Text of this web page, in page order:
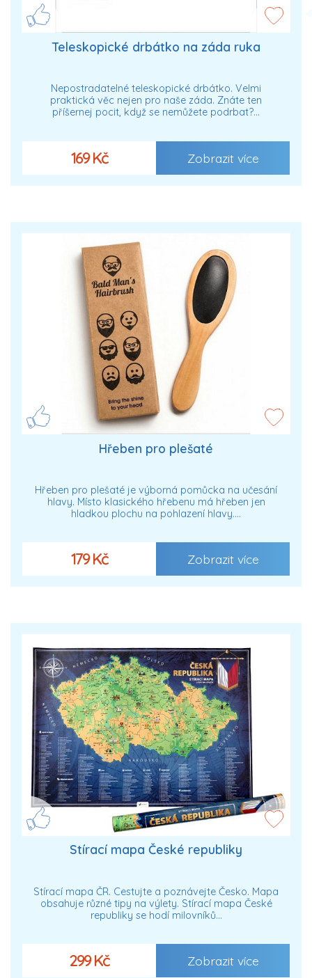
Teleskopické drbátko na záda ruka
Nepostradatelné teleskopické drbátko. Velmi
praktická věc nejen pro naše záda. Znáte ten
příšernej pocit, když se nemůžete podrbat?…
169 Kč Zobrazit více
Hřeben pro plešaté
Hřeben pro plešaté je výborná pomůcka na učesání
hlavy. Místo klasického hřebenu má hřeben jen
hladkou plochu na pohlazení hlavy.…
179 Kč Zobrazit více
Stírací mapa České republiky
Stírací mapa ČR. Cestujte a poznávejte Česko. Mapa
obsahuje různé tipy na výlety. Stírací mapa České
republiky se hodí milovníků…
299 Kč Zobrazit více